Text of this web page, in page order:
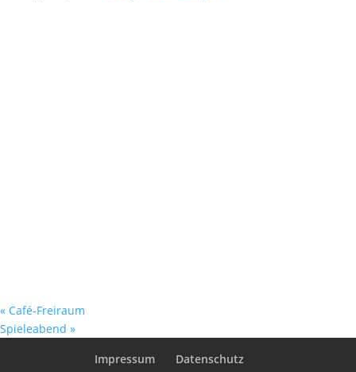
« Café-Freiraum
Spieleabend »
Impressum
Datenschutz